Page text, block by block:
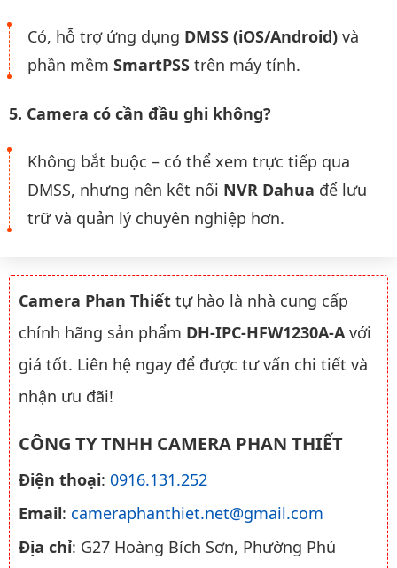
Có, hỗ trợ ứng dụng DMSS (iOS/Android) và
phần mềm SmartPSS trên máy tính.
5. Camera có cần đầu ghi không?
Không bắt buộc – có thể xem trực tiếp qua
DMSS, nhưng nên kết nối NVR Dahua để lưu
trữ và quản lý chuyên nghiệp hơn.
Camera Phan Thiết tự hào là nhà cung cấp
chính hãng sản phẩm DH-IPC-HFW1230A-A với
giá tốt. Liên hệ ngay để được tư vấn chi tiết và
nhận ưu đãi!
CÔNG TY TNHH CAMERA PHAN THIẾT
Điện thoại: 0916.131.252
Email: cameraphanthiet.net@gmail.com
Địa chỉ: G27 Hoàng Bích Sơn, Phường Phú